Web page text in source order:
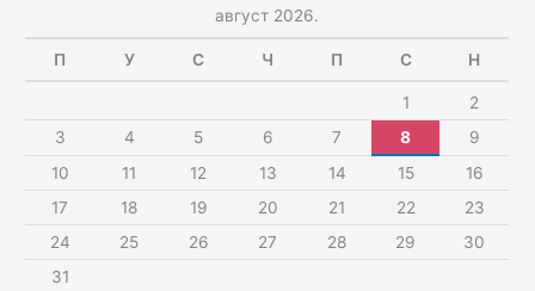
август 2026.
П У С Ч П С Н
1
2
3
4 5 6 7 8
9
10
11 12 13 14 15
16
17
18 19 20 21 22
23
24
25 26 27 28 29
30
31